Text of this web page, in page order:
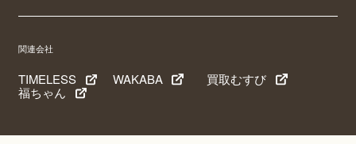
関連会社
TIMELESS WAKABA
買取むすび
福ちゃん